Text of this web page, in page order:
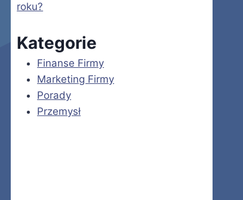
roku?
Kategorie
Finanse Firmy
Marketing Firmy
Porady
Przemysł